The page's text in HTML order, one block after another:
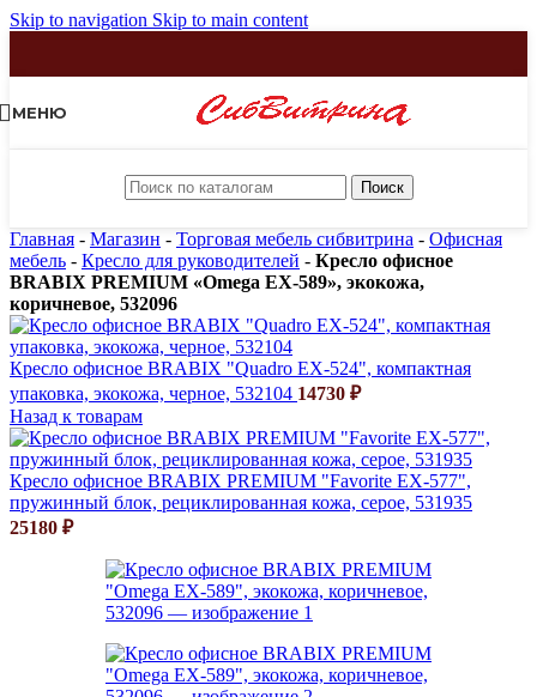
Skip to navigation Skip to main content
МЕНЮ
Поиск
Главная - Магазин - Торговая мебель сибвитрина - Офисная
мебель - Кресло для руководителей - Кресло офисное
BRABIX PREMIUM «Omega EX-589», экокожа,
коричневое, 532096
Кресло офисное BRABIX "Quadro EX-524", компактная
упаковка, экокожа, черное, 532104 14730 ₽
Назад к товарам
Кресло офисное BRABIX PREMIUM "Favorite EX-577",
пружинный блок, рециклированная кожа, серое, 531935
25180 ₽